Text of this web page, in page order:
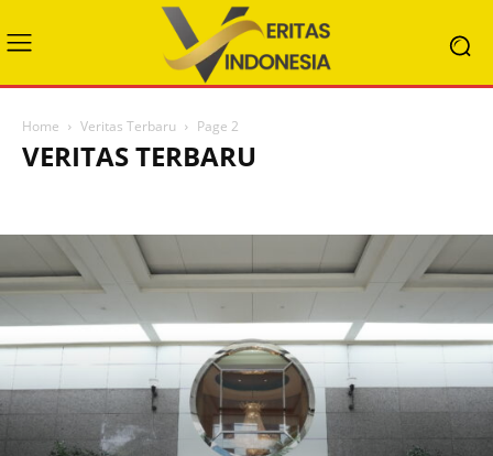
Home Veritas Terbaru Page 2
VERITAS TERBARU
VERITAS TERBARU